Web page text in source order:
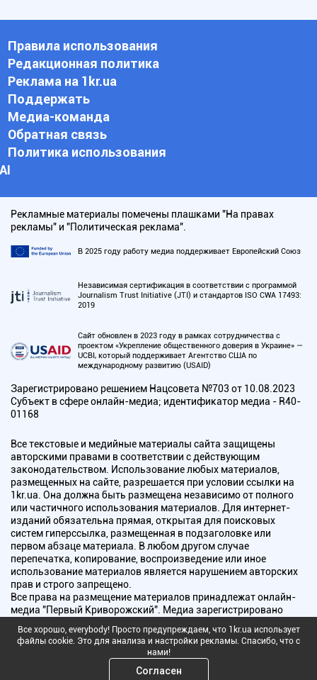
Правила использования
Редакционная политика
Реклама на 1kr.ua
Поддержать
Медиа-команда
Обратная связь
Политика использования
АI
Рекламные материалы помечены плашками "На правах
рекламы" и "Политическая реклама".
В 2025 году работу медиа поддерживает Европейский Союз
Независимая сертификация в соответствии с программой
Journalism Trust Initiative (JTI) и стандартов ISO CWA 17493:
2019
Сайт обновлен в 2023 году в рамках сотрудничества с
проектом «Укрепление общественного доверия в Украине» —
UCBI, который поддерживает Агентство США по
международному развитию (USAID)
Зарегистрировано решением Нацсовета №703 от 10.08.2023
Субъект в сфере онлайн-медиа; идентификатор медиа - R40-
01168
Все текстовые и медийные материалы сайта защищены
авторскими правами в соответствии с действующим
законодательством. Использование любых материалов,
размещенных на сайте, разрешается при условии ссылки на
1kr.ua. Она должна быть размещена независимо от полного
или частичного использования материалов. Для интернет-
изданий обязательна прямая, открытая для поисковых
систем гиперссылка, размещенная в подзаголовке или
первом абзаце материала. В любом другом случае
перепечатка, копирование, воспроизведение или иное
использование материалов является нарушением авторских
прав и строго запрещено.
Все права на размещение материалов принадлежат онлайн-
медиа "Первый Криворожский". Медиа зарегистрировано
радиовещания.
Copyright © 2010 - 2026 Все права защищены
Все хорошо, everybody! Просто предупреждаем, что 1kr.ua использует
файлы cookie. Это для анализа и настройки рекламы. Спасибо, что с
нами!
Согласен